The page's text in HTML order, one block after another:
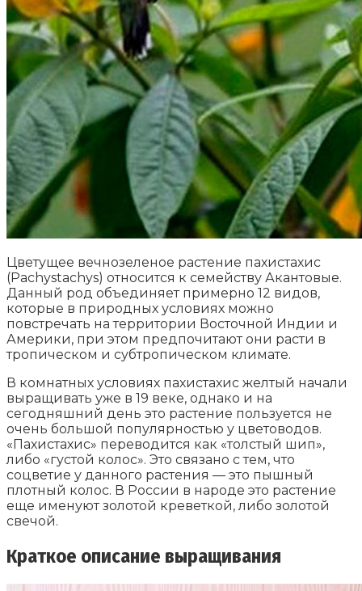
Цветущее вечнозеленое растение пахистахис
(Pachystachys) относится к семейству Акантовые.
Данный род объединяет примерно 12 видов,
которые в природных условиях можно
повстречать на территории Восточной Индии и
Америки, при этом предпочитают они расти в
тропическом и субтропическом климате.
В комнатных условиях пахистахис желтый начали
выращивать уже в 19 веке, однако и на
сегодняшний день это растение пользуется не
очень большой популярностью у цветоводов.
«Пахистахис» переводится как «толстый шип»,
либо «густой колос». Это связано с тем, что
соцветие у данного растения ― это пышный
плотный колос. В России в народе это растение
еще именуют золотой креветкой, либо золотой
свечой.
Краткое описание выращивания